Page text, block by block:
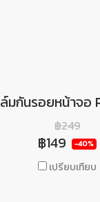
฿249
฿149 -40%
เปรียบเทียบ